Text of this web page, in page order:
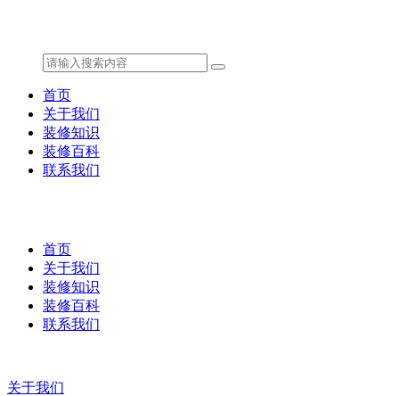
首页
关于我们
装修知识
装修百科
联系我们
首页
关于我们
装修知识
装修百科
联系我们
关于我们